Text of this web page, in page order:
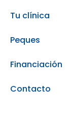
Tu clínica
Peques
Financiación
Contacto